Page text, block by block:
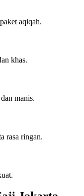
aqiqah.
khas.
manis.
rasa ringan.